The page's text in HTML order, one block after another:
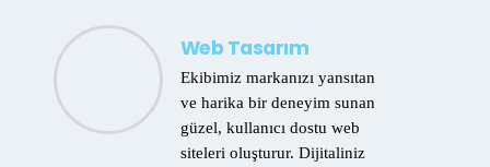
Web Tasarım
Ekibimiz markanızı yansıtan
ve harika bir deneyim sunan
güzel, kullanıcı dostu web
siteleri oluşturur. Dijitaliniz